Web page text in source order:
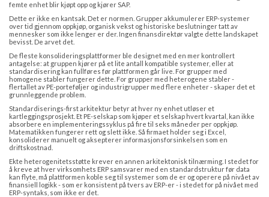
femte enhet blir kjøpt opp og kjører SAP.
Dette er ikke en kantsak. Det er normen. Grupper akkumulerer ERP-systemer
over tid gjennom oppkjøp, organisk vekst og historiske beslutninger tatt av
mennesker som ikke lenger er der. Ingen finansdirektør valgte dette landskapet
bevisst. De arvet det.
De fleste konsolideringsplattformer ble designet med en mer kontrollert
antagelse: at gruppen kjører på et lite antall kompatible systemer, eller at
standardisering kan fullføres før plattformen går live. For grupper med
homogene stabler fungerer dette. For grupper med heterogene stabler -
flertallet av PE-porteføljer og industrigrupper med flere enheter - skaper det et
grunnleggende problem.
Standardiserings-first arkitektur betyr at hver ny enhet utløser et
kartleggingsprosjekt. Et PE-selskap som kjøper et selskap hvert kvartal, kan ikke
absorbere en implementeringssyklus på fire til seks måneder per oppkjøp.
Matematikken fungerer rett og slett ikke. Så firmaet holder seg i Excel,
konsoliderer manuelt og aksepterer informasjonsforsinkelsen som en
driftskostnad.
Ekte heterogenitetsstøtte krever en annen arkitektonisk tilnærming. I stedet for
å kreve at hver virksomhets ERP samsvarer med en standardstruktur før data
kan flyte, må plattformen koble seg til systemer som de er og operere på nivået av
finansiell logikk - som er konsistent på tvers av ERP-er - i stedet for på nivået med
ERP-syntaks, som ikke er det.